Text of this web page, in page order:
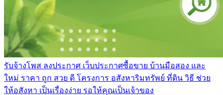
รับจ้างโพส ลงประกาศ เว็บประกาศซื้อขาย บ้านมือสอง และ
ใหม่ ราคา ถูก สวย ดี โครงการ อสังหาริมทรัพย์ ที่ดิน วิธี ช่วย
ให้อสังหา เป็นเรื่องง่าย รอให้คุณเป็นเจ้าของ